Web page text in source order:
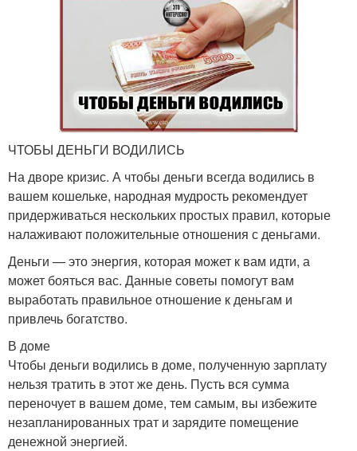
ЧТОБЫ ДЕНЬГИ ВОДИЛИСЬ
На дворе кризис. А чтобы деньги всегда водились в
вашем кошельке, народная мудрость рекомендует
придерживаться нескольких простых правил, которые
налаживают положительные отношения с деньгами.
Деньги — это энергия, которая может к вам идти, а
может бояться вас. Данные советы помогут вам
выработать правильное отношение к деньгам и
привлечь богатство.
В доме
Чтобы деньги водились в доме, полученную зарплату
нельзя тратить в этот же день. Пусть вся сумма
переночует в вашем доме, тем самым, вы избежите
незапланированных трат и зарядите помещение
денежной энергией.